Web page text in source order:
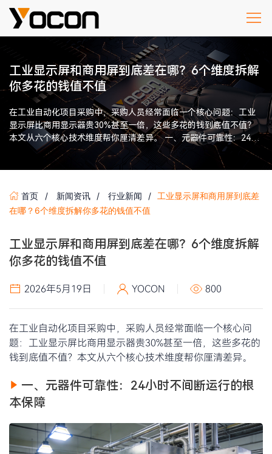
工业显示屏和商用屏到底差在哪？6个维度拆解
你多花的钱值不值
在工业自动化项目采购中，采购人员经常面临一个核心问题：工业
显示屏比商用显示器贵30%甚至一倍，这些多花的钱到底值不值？
本文从六个核心技术维度帮你厘清差异。 一、元器件可靠性：24小
时不间断运行的根本保 […]
首页 新闻资讯 行业新闻
工业显示屏和商用屏到底差
在哪？6个维度拆解你多花的钱值不值
工业显示屏和商用屏到底差在哪？6个维度拆解
你多花的钱值不值
2026年5月19日 YOCON 800
在工业自动化项目采购中，采购人员经常面临一个核心问
题：工业显示屏比商用显示器贵30%甚至一倍，这些多花的
钱到底值不值？本文从六个核心技术维度帮你厘清差异。
一、元器件可靠性：24小时不间断运行的根
本保障